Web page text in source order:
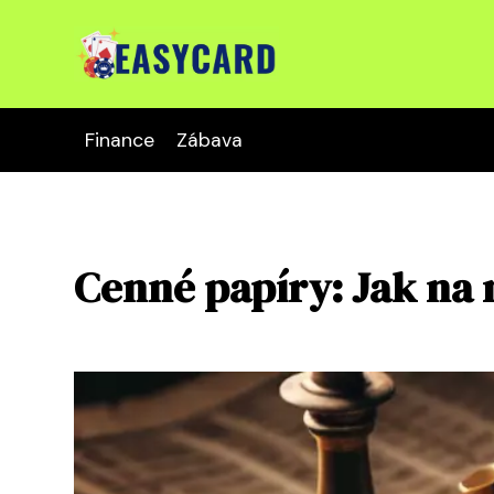
Finance Zábava
Cenné papíry: Jak na